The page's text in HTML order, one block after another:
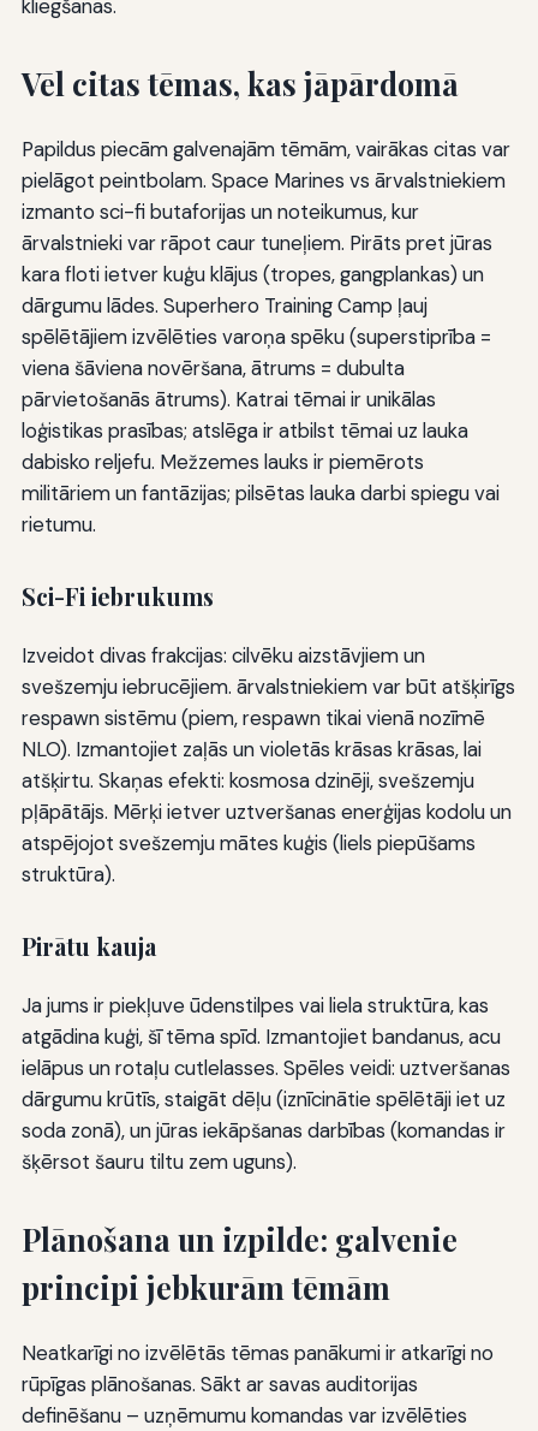
kliegšanas.
Vēl citas tēmas, kas jāpārdomā
Papildus piecām galvenajām tēmām, vairākas citas var
pielāgot peintbolam. Space Marines vs ārvalstniekiem
izmanto sci-fi butaforijas un noteikumus, kur
ārvalstnieki var rāpot caur tuneļiem. Pirāts pret jūras
kara floti ietver kuģu klājus (tropes, gangplankas) un
dārgumu lādes. Superhero Training Camp ļauj
spēlētājiem izvēlēties varoņa spēku (superstiprība =
viena šāviena novēršana, ātrums = dubulta
pārvietošanās ātrums). Katrai tēmai ir unikālas
loģistikas prasības; atslēga ir atbilst tēmai uz lauka
dabisko reljefu. Mežzemes lauks ir piemērots
militāriem un fantāzijas; pilsētas lauka darbi spiegu vai
rietumu.
Sci-Fi iebrukums
Izveidot divas frakcijas: cilvēku aizstāvjiem un
svešzemju iebrucējiem. ārvalstniekiem var būt atšķirīgs
respawn sistēmu (piem, respawn tikai vienā nozīmē
NLO). Izmantojiet zaļās un violetās krāsas krāsas, lai
atšķirtu. Skaņas efekti: kosmosa dzinēji, svešzemju
pļāpātājs. Mērķi ietver uztveršanas enerģijas kodolu un
atspējojot svešzemju mātes kuģis (liels piepūšams
struktūra).
Pirātu kauja
Ja jums ir piekļuve ūdenstilpes vai liela struktūra, kas
atgādina kuģi, šī tēma spīd. Izmantojiet bandanus, acu
ielāpus un rotaļu cutlelasses. Spēles veidi: uztveršanas
dārgumu krūtīs, staigāt dēļu (iznīcinātie spēlētāji iet uz
soda zonā), un jūras iekāpšanas darbības (komandas ir
šķērsot šauru tiltu zem uguns).
Plānošana un izpilde: galvenie
principi jebkurām tēmām
Neatkarīgi no izvēlētās tēmas panākumi ir atkarīgi no
rūpīgas plānošanas. Sākt ar savas auditorijas
definēšanu – uzņēmumu komandas var izvēlēties